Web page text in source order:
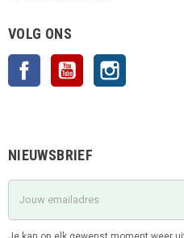
VOLG ONS
Facebook YouTube
NIEUWSBRIEF